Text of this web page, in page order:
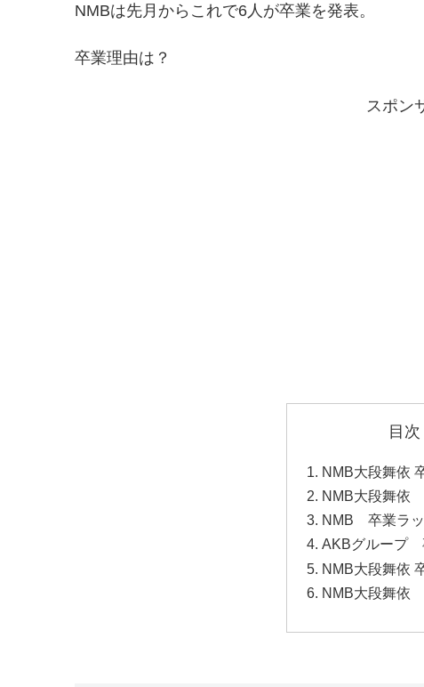
NMBは先月からこれで6人が卒業を発表。
卒業理由は？
スポン
目次
NMB大段舞依
NMB大段舞依
NMB 卒業ラッ
AKBグループ
NMB大段舞依
NMB大段舞依